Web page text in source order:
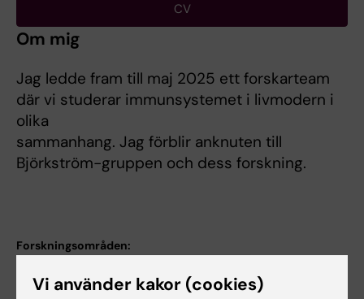
CV
Om mig
Jag ledde fram till maj 2025 ett forskarteam
där vi studerar immunsystemet i livmodern i
olika
sammanhang. Jag förblir anknuten till
Björkström-gruppen och dess forskning.
Forskningsområden:
Vi använder kakor (cookies)